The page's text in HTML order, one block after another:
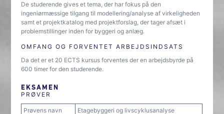
De studerende gives et tema, der har fokus på den
ingeniørmæssige tilgang til modellering/analyse af virkeligheden
samt et projektkatalog med projektforslag, der tager afsæt i
problemstillinger inden for byggeri og anlæg.
OMFANG OG FORVENTET ARBEJDSINDSATS
Da det er et 20 ECTS kursus forventes der en arbejdsbyrde på
600 timer for den studerende.
EKSAMEN
PRØVER
Prøvens navn
Etagebyggeri og livscyklusanalyse